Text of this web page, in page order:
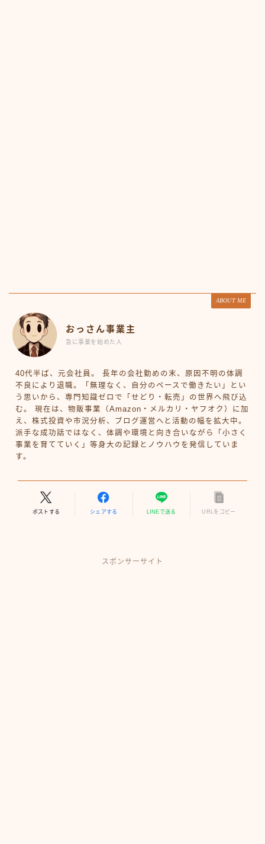
ABOUT ME
おっさん事業主
急に事業を始めた人
40代半ば、元会社員。 長年の会社勤めの末、原因不明の体調
不良により退職。「無理なく、自分のペースで働きたい」とい
う思いから、専門知識ゼロで「せどり・転売」の世界へ飛び込
む。 現在は、物販事業（Amazon・メルカリ・ヤフオク）に加
え、株式投資や市況分析、ブログ運営へと活動の幅を拡大中。
派手な成功話ではなく、体調や環境と向き合いながら「小さく
事業を育てていく」等身大の記録とノウハウを発信していま
す。
ポストする シェアする LINEで送る URLをコピー
スポンサーサイト